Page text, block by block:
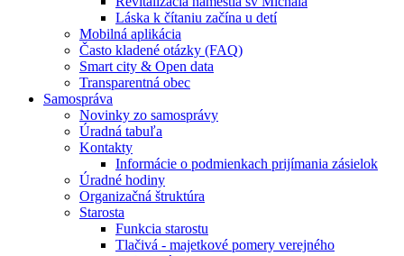
Láska k čítaniu začína u detí
Mobilná aplikácia
Často kladené otázky (FAQ)
Smart city & Open data
Transparentná obec
Samospráva
Novinky zo samosprávy
Úradná tabuľa
Kontakty
Informácie o podmienkach prijímania zásielok
Úradné hodiny
Organizačná štruktúra
Starosta
Funkcia starostu
Tlačivá - majetkové pomery verejného